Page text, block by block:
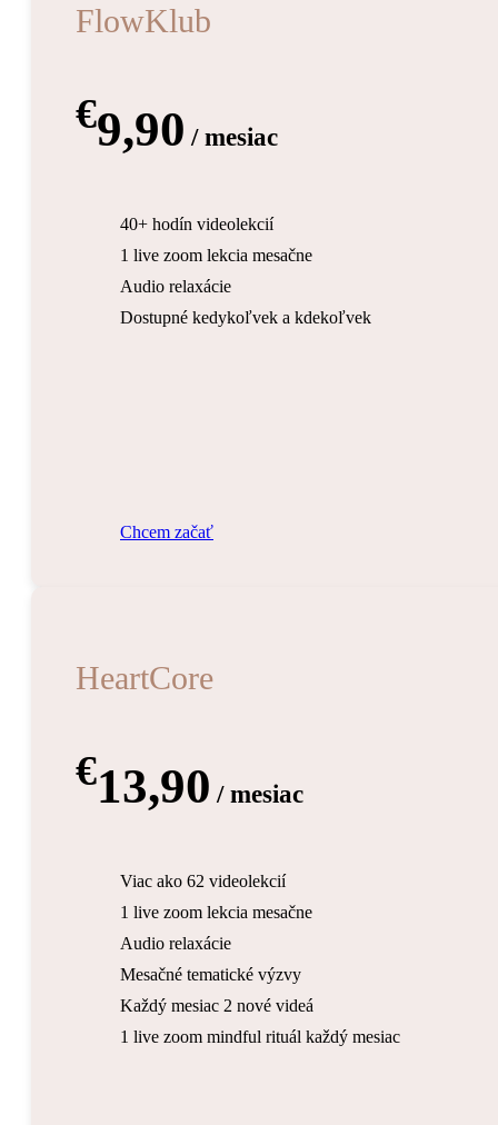
FlowKlub
€9,90 / mesiac
40+ hodín videolekcií
1 live zoom lekcia mesačne
Audio relaxácie
Dostupné kedykoľvek a kdekoľvek
Chcem začať
HeartCore
€13,90 / mesiac
Viac ako 62 videolekcií
1 live zoom lekcia mesačne
Audio relaxácie
Mesačné tematické výzvy
Každý mesiac 2 nové videá
1 live zoom mindful rituál každý mesiac